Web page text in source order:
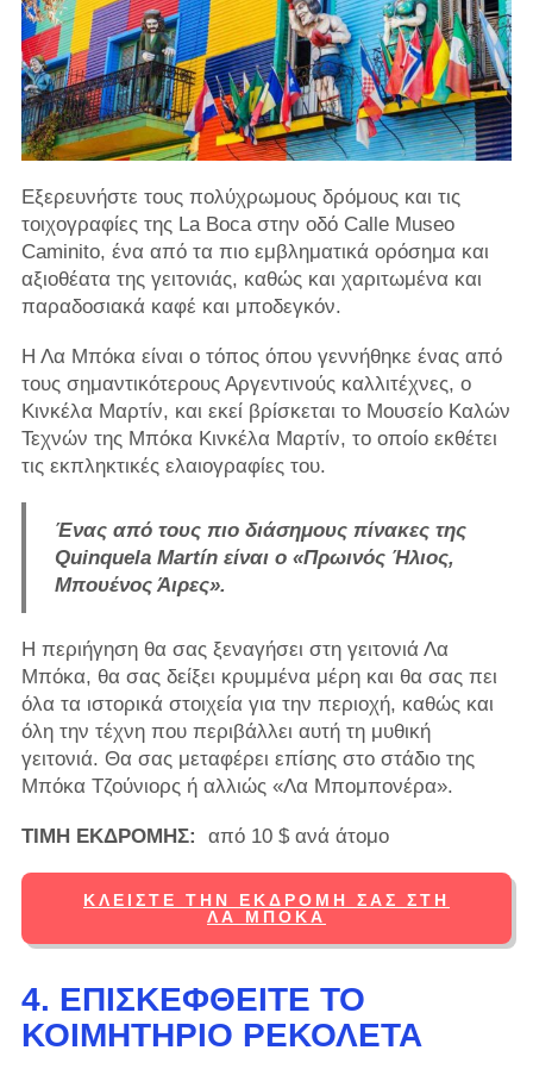
Εξερευνήστε τους πολύχρωμους δρόμους και τις
τοιχογραφίες της La Boca στην οδό Calle Museo
Caminito, ένα από τα πιο εμβληματικά ορόσημα και
αξιοθέατα της γειτονιάς, καθώς και χαριτωμένα και
παραδοσιακά καφέ και μποδεγκόν.
Η Λα Μπόκα είναι ο τόπος όπου γεννήθηκε ένας από
τους σημαντικότερους Αργεντινούς καλλιτέχνες, ο
Κινκέλα Μαρτίν, και εκεί βρίσκεται το Μουσείο Καλών
Τεχνών της Μπόκα Κινκέλα Μαρτίν, το οποίο εκθέτει
τις εκπληκτικές ελαιογραφίες του.
Ένας από τους πιο διάσημους πίνακες της
Quinquela Martín είναι ο «Πρωινός Ήλιος,
Μπουένος Άιρες».
Η περιήγηση θα σας ξεναγήσει στη γειτονιά Λα
Μπόκα, θα σας δείξει κρυμμένα μέρη και θα σας πει
όλα τα ιστορικά στοιχεία για την περιοχή, καθώς και
όλη την τέχνη που περιβάλλει αυτή τη μυθική
γειτονιά. Θα σας μεταφέρει επίσης στο στάδιο της
Μπόκα Τζούνιορς ή αλλιώς «Λα Μπομπονέρα».
ΤΙΜΗ ΕΚΔΡΟΜΗΣ: από 10 $ ανά άτομο
ΚΛΕΊΣΤΕ ΤΗΝ ΕΚΔΡΟΜΉ ΣΑΣ ΣΤΗ
ΛΑ ΜΠΌΚΑ
4. ΕΠΙΣΚΕΦΘΕΊΤΕ ΤΟ
ΚΟΙΜΗΤΉΡΙΟ ΡΕΚΟΛΈΤΑ